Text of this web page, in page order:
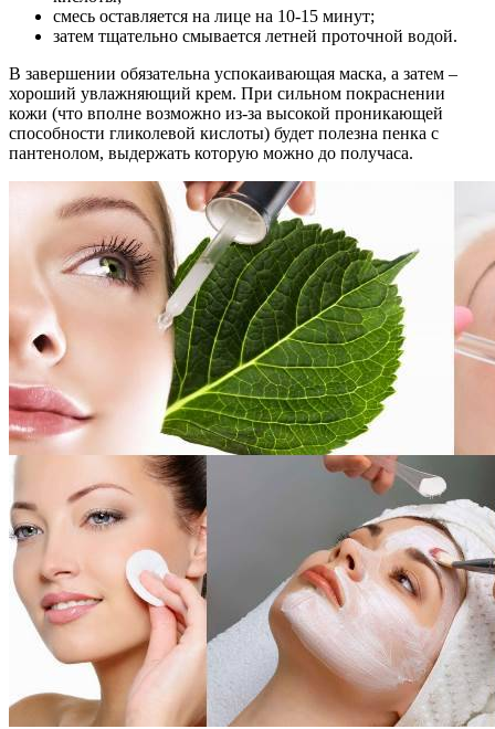
смесь оставляется на лице на 10-15 минут;
затем тщательно смывается летней проточной водой.
В завершении обязательна успокаивающая маска, а затем –
хороший увлажняющий крем. При сильном покраснении
кожи (что вполне возможно из-за высокой проникающей
способности гликолевой кислоты) будет полезна пенка с
пантенолом, выдержать которую можно до получаса.